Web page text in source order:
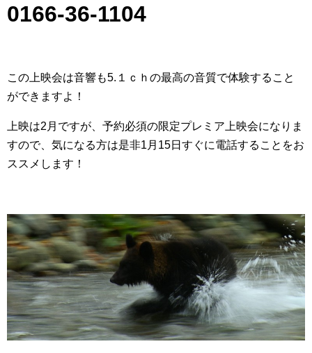
0166-36-1104
この上映会は音響も5.１ｃｈの最高の音質で体験すること
ができますよ！
上映は2月ですが、予約必須の限定プレミア上映会になりま
すので、気になる方は是非1月15日すぐに電話することをお
ススメします！